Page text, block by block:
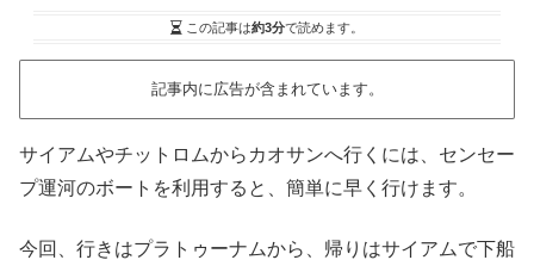
この記事は約3分で読めます。
記事内に広告が含まれています。
サイアムやチットロムからカオサンへ行くには、センセー
プ運河のボートを利用すると、簡単に早く行けます。
今回、行きはプラトゥーナムから、帰りはサイアムで下船